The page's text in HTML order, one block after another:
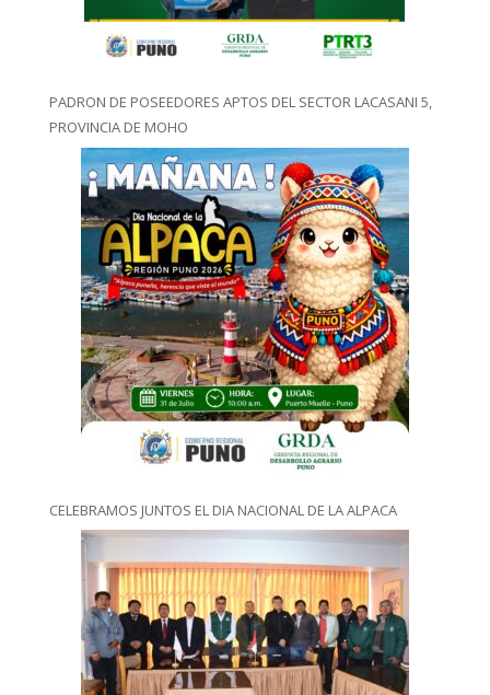
PADRON DE POSEEDORES APTOS DEL SECTOR LACASANI 5,
PROVINCIA DE MOHO
CELEBRAMOS JUNTOS EL DIA NACIONAL DE LA ALPACA